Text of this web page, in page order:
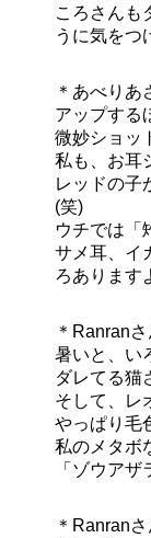
ころさんも
うに気をつ
＊あべりあ
アップする
微妙ショッ
私も、お耳
レッドの子
(笑)
ウチでは「
サメ耳、イ
ろあります
＊Ranranさ
暑いと、い
ダレてる猫
そして、レ
やっぱり毛
私のメタボ
「ゾウア
＊Ranranさ